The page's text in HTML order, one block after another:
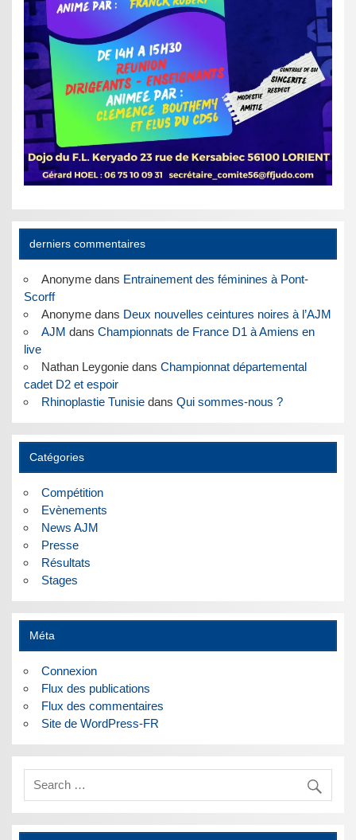
derniers commentaires
Anonymedans Entrainement des féminines à Pont-
Scorff
Anonymedans Deux nouvelles ceintures noires à l’AJM
AJM dans Championnats de France D1 à Amiens en
live
Nathan Leygoniedans Championnat départemental
cadet D2 et espoir
Rhinoplastie Tunisiedans Qui sommes-nous ?
Catégories
Compétition
Evènements
News AJM
Presse
Résultats
Stages
Méta
Connexion
Flux des publications
Flux des commentaires
Site de WordPress-FR